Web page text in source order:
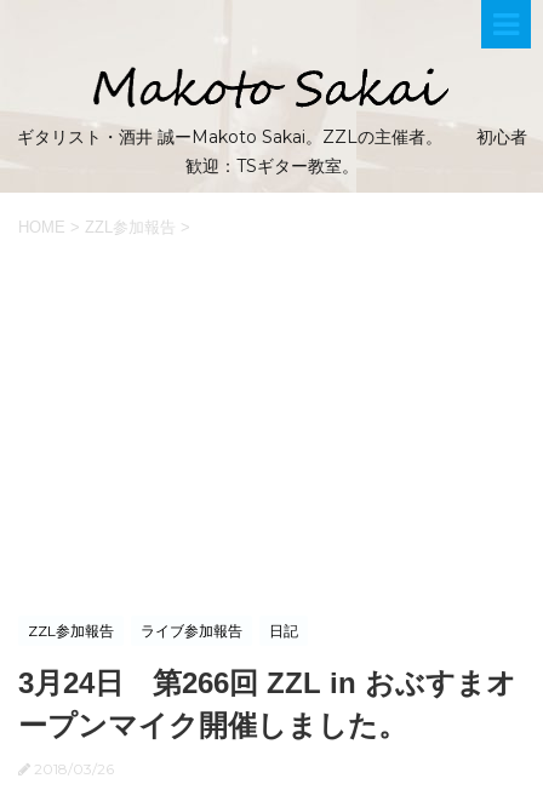
ギタリスト・酒井 誠ーMakoto Sakai。ZZLの主催者。 初心者
歓迎：TSギター教室。
HOME > ZZL参加報告 >
ZZL参加報告 ライブ参加報告 日記
3月24日 第266回 ZZL in おぶすまオ
ープンマイク開催しました。
2018/03/26